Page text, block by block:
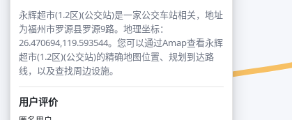
永辉超市(1.2区)(公交站)是一家公交车站相关，地址
为福州市罗源县罗源9路。地理坐标：
26.470694,119.593544。您可以通过Amap查看永辉
超市(1.2区)(公交站)的精确地图位置、规划到达路
线，以及查找周边设施。
用户评价